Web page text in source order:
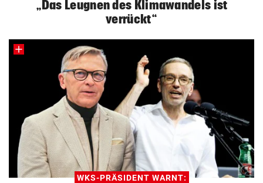
„Das Leugnen des Klimawandels ist
verrückt“
WKS-PRÄSIDENT WARNT: